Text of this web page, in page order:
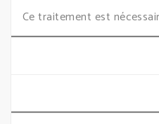
Ce traitement est